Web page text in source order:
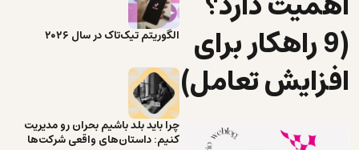
(9 راهکار برای
افزایش تعامل)
الگوریتم تیک‌تاک در سال ۲۰۲۶
چرا باید بلد باشیم بحران رو مدیریت
کنیم: داستان‌های واقعی شرکت‌ها